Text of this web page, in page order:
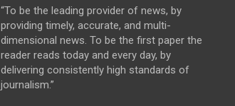
“To be the leading provider of news, by
providing timely, accurate, and multi-
dimensional news. To be the first paper the
reader reads today and every day, by
delivering consistently high standards of
journalism.”